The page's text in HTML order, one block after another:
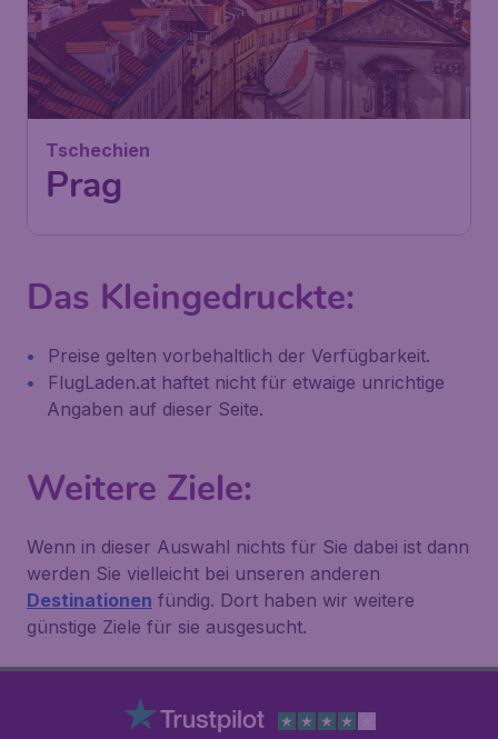
Tschechien
Prag
Das Kleingedruckte:
Preise gelten vorbehaltlich der Verfügbarkeit.
FlugLaden.at haftet nicht für etwaige unrichtige
Angaben auf dieser Seite.
Weitere Ziele:
Wenn in dieser Auswahl nichts für Sie dabei ist dann
werden Sie vielleicht bei unseren anderen
Destinationen fündig. Dort haben wir weitere
günstige Ziele für sie ausgesucht.